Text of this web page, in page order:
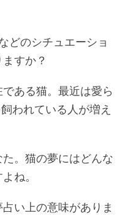
どのシチュエーショ
すか？
ある猫。最近は愛ら
われている人が増え
。猫の夢にはどんな
ね。
い上の意味がありま